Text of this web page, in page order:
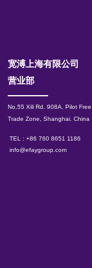
​宽溥上海有限公司
营业部
No.55 Xili Rd. 908A, Pilot Free
Trade Zone, Shanghai.China
TEL : +86 760 8651 1186
info@efaygroup.com